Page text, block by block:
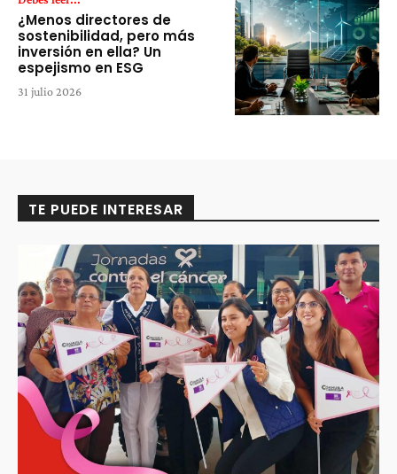
¿Menos directores de
sostenibilidad, pero más
inversión en ella? Un
espejismo en ESG
31 julio 2026
TE PUEDE INTERESAR